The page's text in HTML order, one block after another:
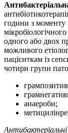
години з моменту
одного або двох
можливого
пацієнткам із
чотири групи
анаероби;